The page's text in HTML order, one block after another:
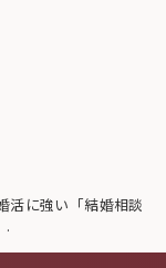
活に強い「結婚相談
.